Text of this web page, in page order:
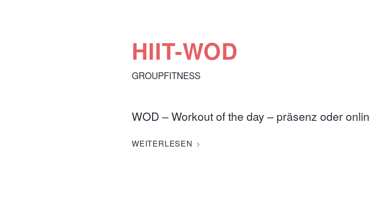
HIIT-WOD
GROUPFITNESS
WOD – Workout of the day – präsenz oder
WEITERLESEN